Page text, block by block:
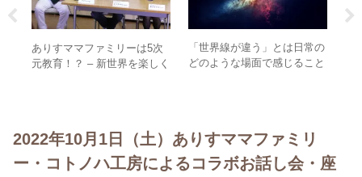
ありすママファミリーは5次
元教育！？ – 新世界を楽しく
「世界線が違う」とは日常の
どのような場面で感じること
2022年10月1日（土）ありすママファミリ
ー・コトノハ工房によるコラボお話し会・座